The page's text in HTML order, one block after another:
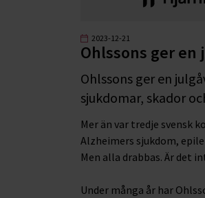
2023-12-21
Ohlssons ger
Ohlssons ger en
sjukdomar, skador
Mer än var tredje svensk
Alzheimers sjukdom,
Men alla drabbas. Är det
Under många år har